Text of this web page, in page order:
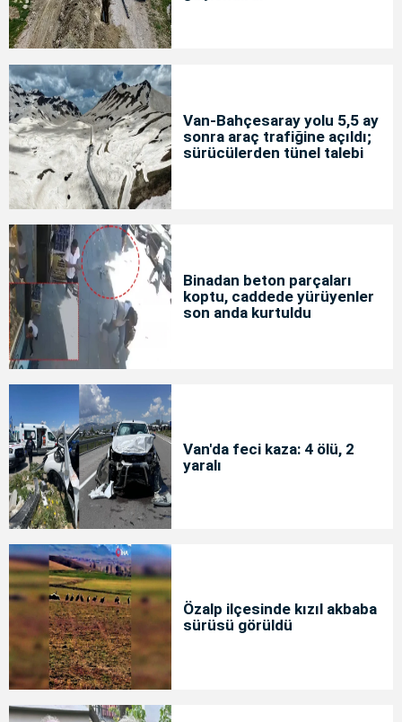
Van-Bahçesaray yolu 5,5 ay
sonra araç trafiğine açıldı;
sürücülerden tünel talebi
Binadan beton parçaları
koptu, caddede yürüyenler
son anda kurtuldu
Van'da feci kaza: 4 ölü, 2
yaralı
Özalp ilçesinde kızıl akbaba
sürüsü görüldü